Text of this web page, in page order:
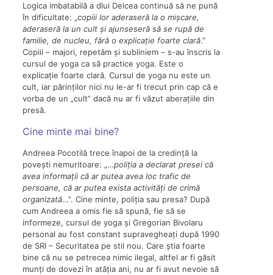
Logica imbatabilă a dlui Delcea continuă să ne pună
în dificultate: „copiii lor aderaseră la o mișcare,
aderaseră la un cult și ajunseseră să se rupă de
familie, de nucleu, fără o explicație foarte clară.”
Copiii – majori, repetăm și subliniem – s-au înscris la
cursul de yoga ca să practice yoga. Este o
explicație foarte clară. Cursul de yoga nu este un
cult, iar părinților nici nu le-ar fi trecut prin cap că e
vorba de un „cult” dacă nu ar fi văzut aberațiile din
presă.
Cine minte mai bine?
Andreea Pocotilă trece înapoi de la credință la
povești nemuritoare: „…poliția a declarat presei că
avea informații că ar putea avea loc trafic de
persoane, că ar putea exista activități de crimă
organizată…”. Cine minte, poliția sau presa? După
cum Andreea a omis fie să spună, fie să se
informeze, cursul de yoga și Gregorian Bivolaru
personal au fost constant supravegheați după 1990
de SRI – Securitatea pe stil nou. Care știa foarte
bine că nu se petrecea nimic ilegal, altfel ar fi găsit
munți de dovezi în atâția ani, nu ar fi avut nevoie să